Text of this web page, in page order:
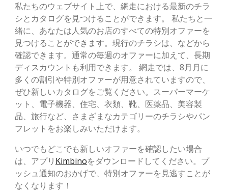
私たちのウェブサイト上で、網走における最新のチラ
シとカタログを見つけることができます。 私たちと一
緒に、あなたは人気のお店のすべての特別オファーを
見つけることができます。現行のチラシは、などから
確認できます。通常の毎週のオファーに加えて、長期
ディスカウントも利用できます。 網走では、8月月に
多くの割引や特別オファーが用意されていますので、
ぜひ新しいカタログをご覧ください。スーパーマーケ
ット、電子機器、住宅、衣類、靴、医薬品、美容製
品、旅行など、さまざまなカテゴリーのチラシやパン
フレットをお楽しみいただけます。
いつでもどこでも新しいオファーを確認したい場合
は、アプリ Kimbinoをダウンロードしてください。プ
ッシュ通知のおかげで、特別オファーを見逃すことが
なくなります！